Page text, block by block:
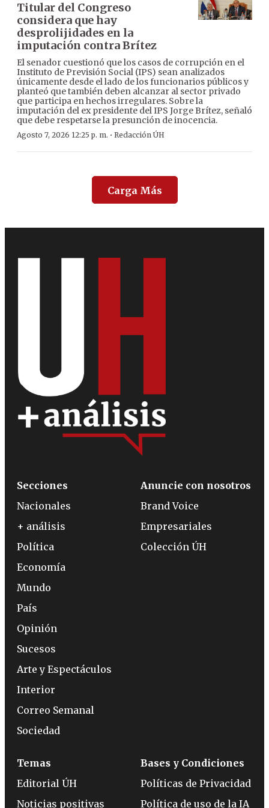
Titular del Congreso
considera que hay
desprolijidades en la
imputación contra Brítez
El senador cuestionó que los casos de corrupción en el
Instituto de Previsión Social (IPS) sean analizados
únicamente desde el lado de los funcionarios públicos y
planteó que también deben alcanzar al sector privado
que participa en hechos irregulares. Sobre la
imputación del ex presidente del IPS Jorge Brítez, señaló
que debe respetarse la presunción de inocencia.
Agosto 7, 2026 12:25 p. m. · Redacción ÚH
Carga Más
Secciones
Nacionales
+ análisis
Política
Economía
Mundo
País
Opinión
Sucesos
Arte y Espectáculos
Interior
Correo Semanal
Sociedad
Anuncie con nosotros
Brand Voice
Empresariales
Colección ÚH
Temas
Editorial ÚH
Noticias positivas
Bases y Condiciones
Políticas de Privacidad
Política de uso de la IA